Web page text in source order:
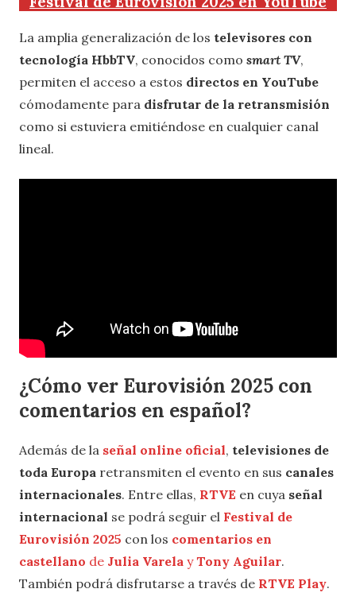
La amplia generalización de los televisores con
tecnología HbbTV, conocidos como smart TV,
permiten el acceso a estos directos en YouTube
cómodamente para disfrutar de la retransmisión
como si estuviera emitiéndose en cualquier canal
lineal.
¿Cómo ver Eurovisión 2025 con
comentarios en español?
Además de la señal online oficial, televisiones de
toda Europa retransmiten el evento en sus canales
internacionales. Entre ellas, RTVE en cuya señal
internacional se podrá seguir el Festival de
Eurovisión 2025 con los comentarios en
castellano de Julia Varela y Tony Aguilar.
También podrá disfrutarse a través de RTVE Play.